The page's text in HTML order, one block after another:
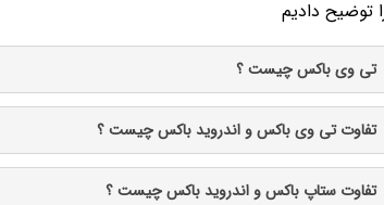
توضیح دادیم
تی وی باکس چیست ؟
تفاوت تی وی باکس و اندروید باکس چیست ؟
تفاوت ستاپ باکس و اندروید باکس چیست ؟